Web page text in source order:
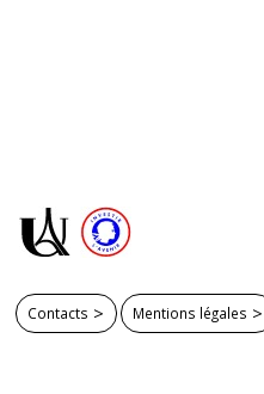
Contacts Mentions légales